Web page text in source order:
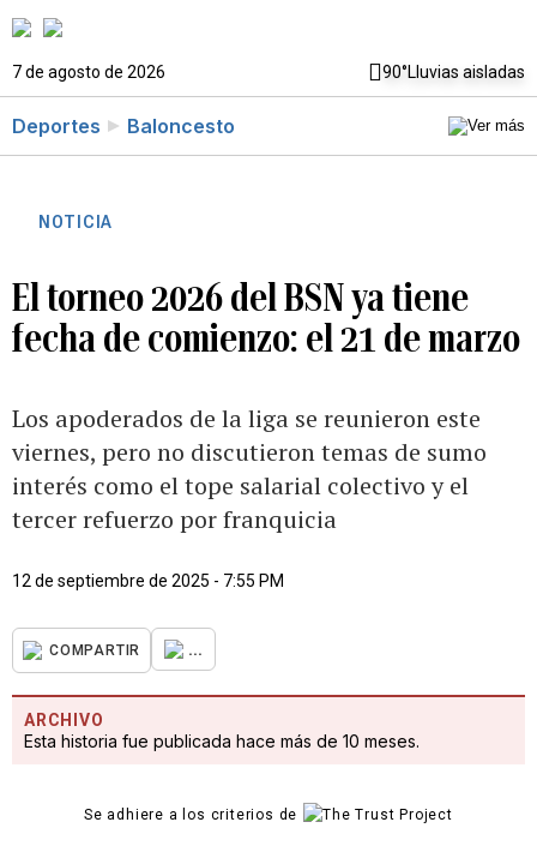
7 de agosto de 2026 90°Lluvias aisladas
Deportes Baloncesto
NOTICIA
El torneo 2026 del BSN ya tiene
fecha de comienzo: el 21 de marzo
Los apoderados de la liga se reunieron este
viernes, pero no discutieron temas de sumo
interés como el tope salarial colectivo y el
tercer refuerzo por franquicia
12 de septiembre de 2025 - 7:55 PM
COMPARTIR ...
ARCHIVO
Esta historia fue publicada hace más de 10 meses.
Se adhiere a los criterios de